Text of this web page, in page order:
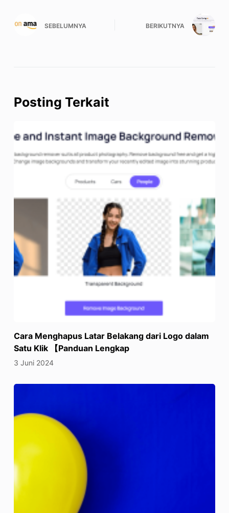
SEBELUMNYA BERIKUTNYA
Posting Terkait
Cara Menghapus Latar Belakang dari Logo dalam
Satu Klik 【Panduan Lengkap
3 Juni 2024